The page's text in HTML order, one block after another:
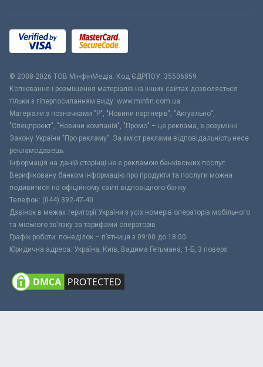
© 2008-2026 ТОВ МiнфiнМедiа. Код ЄДРПОУ: 35506859
Копіювання і розміщення матеріалів на інших сайтах дозволяється
тільки з гіперпосиланням виду: www.minfin.com.ua
Матеріали з позначками "Р", "Новини партнерів", "Актуально",
"Спецпроект", "Новини компаній", "Промо" – це реклама, в розумінні
Закону України "Про рекламу". За зміст реклами відповідальність несе
рекламодавець.
Інформація на даній сторінці не є рекламою банківських послуг.
Верифіковану банком інформацію про продукти та послуги можна
подивитися на офіційному сайті відповідного банку.
Телефон: (044) 392-47-40
Дзвінок в межах території України з усіх номерів операторів мобільного
та міського зв’язку за тарифами операторів
Графік роботи: понеділок – п’ятниця з 09:00 до 18:00
Юридична адреса: Україна, Київ, Вадима Гетьмана, 1-Б, 3 поверх